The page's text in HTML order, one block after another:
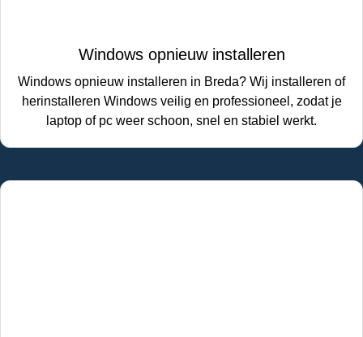
Windows opnieuw installeren
Windows opnieuw installeren in Breda? Wij installeren of
herinstalleren Windows veilig en professioneel, zodat je
laptop of pc weer schoon, snel en stabiel werkt.